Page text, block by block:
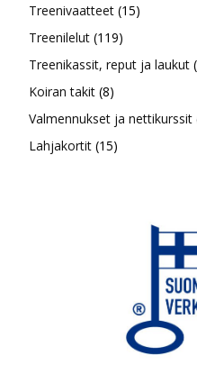
Treenivaatteet 1515
Treenilelut 119119
tuotetta
Treenikassit, reput ja laukut
Koiran takit 88
tuotetta
Valmennukset ja nettikurssit
Lahjakortit 1515